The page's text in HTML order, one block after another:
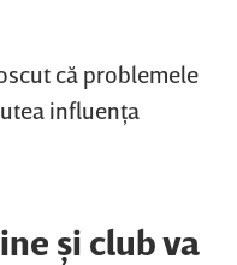
că problemele
influenţa
şi club va